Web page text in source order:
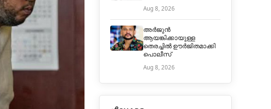
Aug 8, 2026
അർജുൻ
ആയങ്കിക്കായുള്ള
തെരച്ചിൽ ഊർജിതമാക്കി
പൊലീസ്
Aug 8, 2026